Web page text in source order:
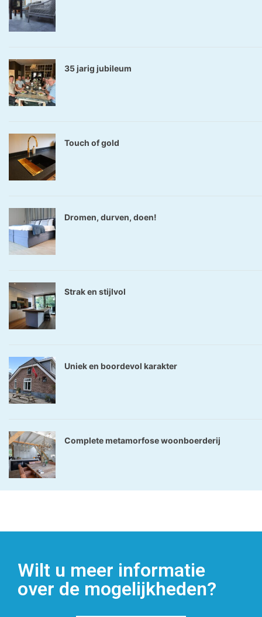
35 jarig jubileum
Touch of gold
Dromen, durven, doen!
Strak en stijlvol
Uniek en boordevol karakter
Complete metamorfose woonboerderij
Wilt u meer informatie
over de mogelijkheden?